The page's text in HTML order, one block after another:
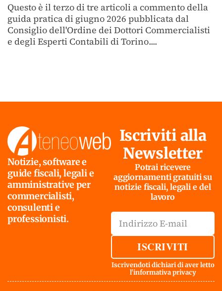
Questo è il terzo di tre articoli a commento della
guida pratica di giugno 2026 pubblicata dal
Consiglio dell'Ordine dei Dottori Commercialisti
e degli Esperti Contabili di Torino....
Notizie, software e
guide fiscali, legali e
amministrative per
commercialisti,
consulenti e
professionisti.
Iscriviti alla
Newsletter
Potrai ricevere
aggiornamenti gratuiti su
notizie fiscali, legali e del
lavoro
ISCRIVITI
Iscrivendoti dichiari di aver letto
l'informativa privacy